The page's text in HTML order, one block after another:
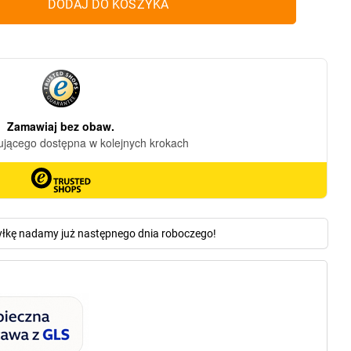
nadamy już następnego dnia roboczego!
DODAJ DO KOSZYKA